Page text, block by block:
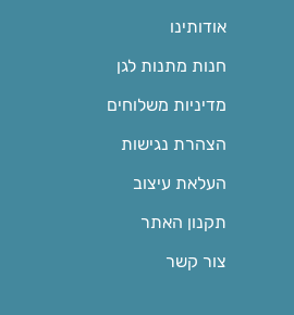
אודותינו
חנות מתנות לגן
מדיניות משלוחים
הצהרת נגישות
העלאת עיצוב
תקנון האתר
צור קשר